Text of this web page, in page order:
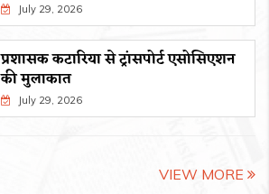
July 29, 2026
प्रशासक कटारिया से ट्रांसपोर्ट एसोसिएशन
की मुलाकात
July 29, 2026
VIEW MORE